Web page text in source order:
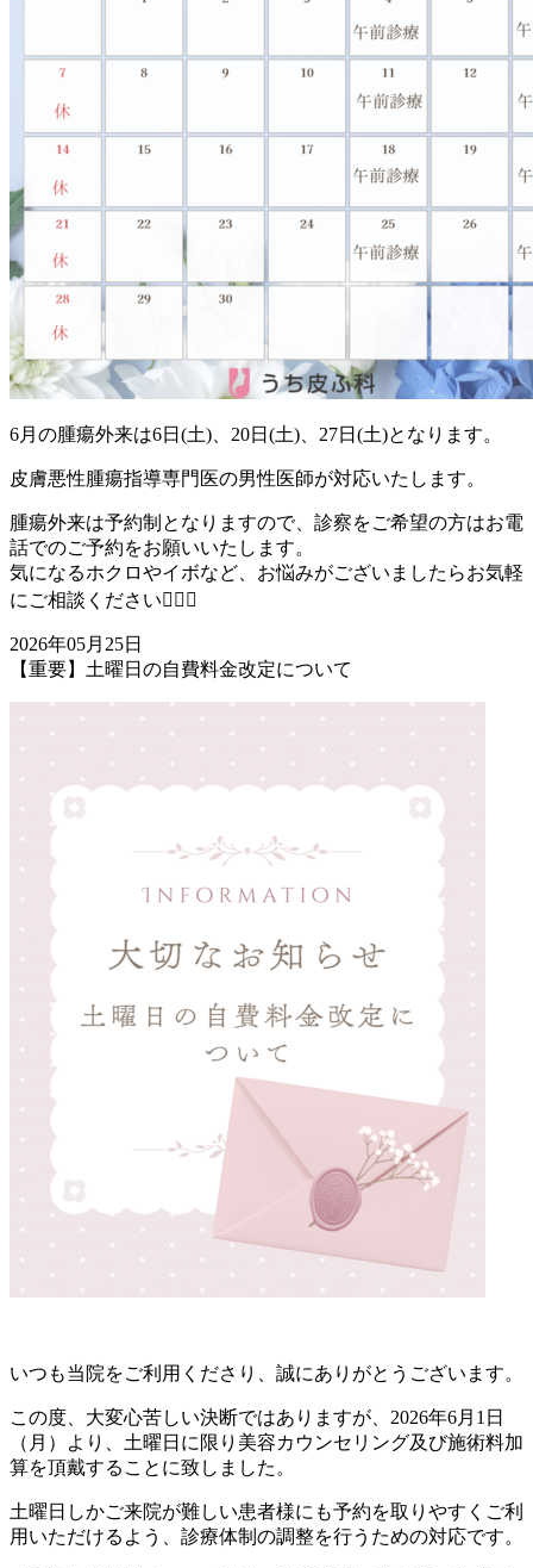
6月の腫瘍外来は6日(土)、20日(土)、27日(土)となります。
皮膚悪性腫瘍指導専門医の男性医師が対応いたします。
腫瘍外来は予約制となりますので、診察をご希望の方はお電
話でのご予約をお願いいたします。
気になるホクロやイボなど、お悩みがございましたらお気軽
にご相談ください👩🏻‍⚕️
2026年05月25日
【重要】土曜日の自費料金改定について
いつも当院をご利用くださり、誠にありがとうございます。
この度、大変心苦しい決断ではありますが、2026年6月1日
（月）より、土曜日に限り美容カウンセリング及び施術料加
算を頂戴することに致しました。
土曜日しかご来院が難しい患者様にも予約を取りやすくご利
用いただけるよう、診療体制の調整を行うための対応です。